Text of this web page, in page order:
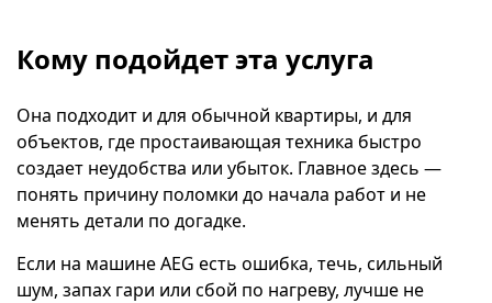
Кому подойдет эта услуга
Она подходит и для обычной квартиры, и для
объектов, где простаивающая техника быстро
создает неудобства или убыток. Главное здесь —
понять причину поломки до начала работ и не
менять детали по догадке.
Если на машине AEG есть ошибка, течь, сильный
шум, запах гари или сбой по нагреву, лучше не